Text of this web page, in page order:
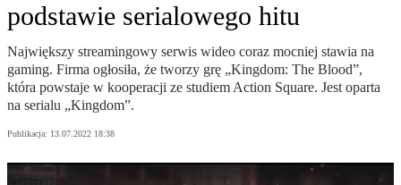
podstawie serialowego hitu
Największy streamingowy serwis wideo coraz mocniej stawia na
gaming. Firma ogłosiła, że tworzy grę „Kingdom: The Blood”,
która powstaje w kooperacji ze studiem Action Square. Jest oparta
na serialu „Kingdom”.
Publikacja: 13.07.2022 18:38